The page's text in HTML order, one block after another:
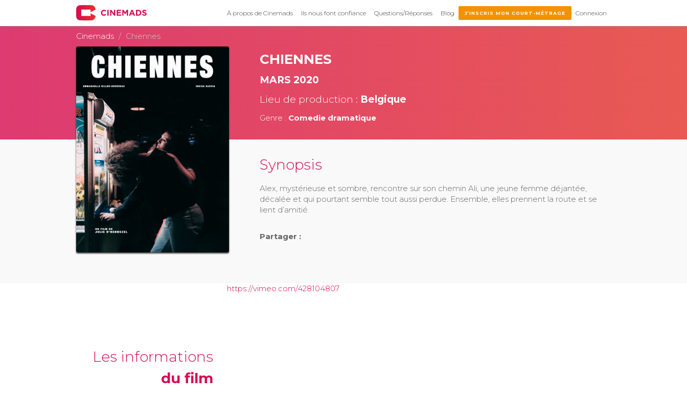
À propos de Cinemads Ils nous font confiance Questions/Réponses Blog J’INSCRIS MON COURT-MÉTRAGE Connexion
Cinemads Chiennes
CHIENNES
MARS 2020
Lieu de production : Belgique
Genre : Comedie dramatique
Synopsis
Alex, mystérieuse et sombre, rencontre sur son chemin Ali, une jeune femme déjantée,
décalée et qui pourtant semble tout aussi perdue. Ensemble, elles prennent la route et se
lient d’amitié.
Partager :
Les informations
du film
https://vimeo.com/428104807